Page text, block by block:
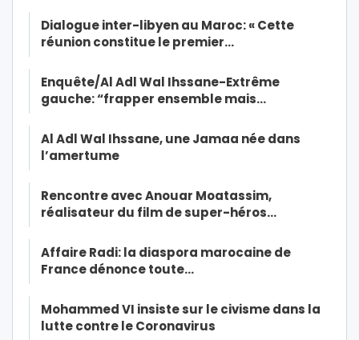
Dialogue inter-libyen au Maroc: « Cette
réunion constitue le premier…
Enquête/Al Adl Wal Ihssane-Extrême
gauche: “frapper ensemble mais…
Al Adl Wal Ihssane, une Jamaa née dans
l’amertume
Rencontre avec Anouar Moatassim,
réalisateur du film de super-héros…
Affaire Radi: la diaspora marocaine de
France dénonce toute…
Mohammed VI insiste sur le civisme dans la
lutte contre le Coronavirus